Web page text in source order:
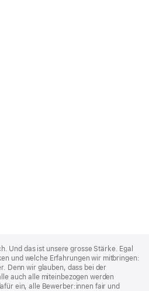
Und das ist unsere grosse Stärke. Egal
und welche Erfahrungen wir mitbringen:
Denn wir glauben, dass bei der
auch alle miteinbezogen werden
ein, alle Bewerber:innen fair und